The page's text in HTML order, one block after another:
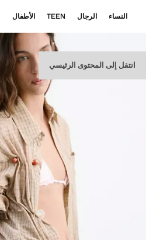
انتقل إلى المحتوى الرئيسي
النساء الرجال TEEN الأطفال